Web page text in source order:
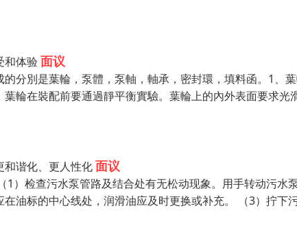
和体验 面议
分別是葉輪，泵體，泵軸，軸承，密封環，填料函。1、
輪在裝配前要通過靜平衡實驗。葉輪上的內外表面要求光
和谐化、更人性化面议
1）检查污水泵管路及结合处有无松动现象。用手转动污水
油标的中心线处，润滑油应及时更换或补充。 （3）拧下